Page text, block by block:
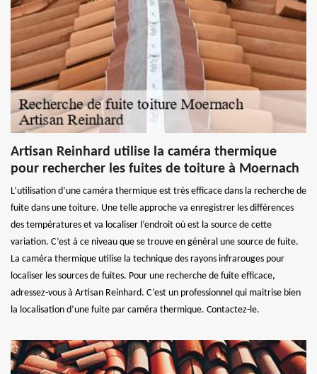
Artisan Reinhard utilise la caméra thermique
pour rechercher les fuites de toiture à Moernach
L’utilisation d’une caméra thermique est très efficace dans la recherche de
fuite dans une toiture. Une telle approche va enregistrer les différences
des températures et va localiser l’endroit où est la source de cette
variation. C’est à ce niveau que se trouve en général une source de fuite.
La caméra thermique utilise la technique des rayons infrarouges pour
localiser les sources de fuites. Pour une recherche de fuite efficace,
adressez-vous à Artisan Reinhard. C’est un professionnel qui maitrise bien
la localisation d’une fuite par caméra thermique. Contactez-le.